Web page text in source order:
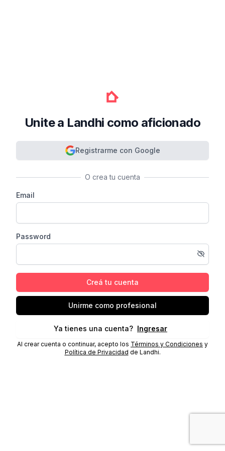
Unite a Landhi como aficionado
Registrarme con Google
O crea tu cuenta
Email
Password
Creá tu cuenta
Unirme como profesional
Ya tienes una cuenta? Ingresar
Al crear cuenta o continuar, acepto los Términos y Condiciones y
Política de Privacidad de Landhi.